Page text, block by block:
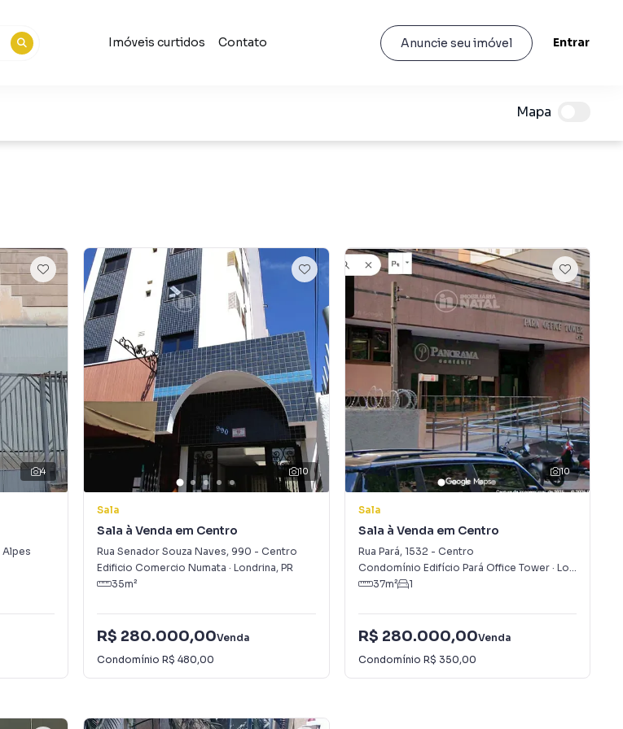
Imóveis curtidos Contato Anuncie seu imóvel Entrar
Mapa
4
Alpes
10
Sala
Sala à Venda em Centro
Rua Senador Souza Naves, 990 - Centro
Edificio Comercio Numata · Londrina, PR
35m²
R$ 280.000,00Venda
Condomínio R$ 480,00
10
Sala
Sala à Venda em Centro
Rua Pará, 1532 - Centro
Condomínio Edifício Pará Office Tower· Londrina
37m² 1
R$ 280.000,00Venda
Condomínio R$ 350,00